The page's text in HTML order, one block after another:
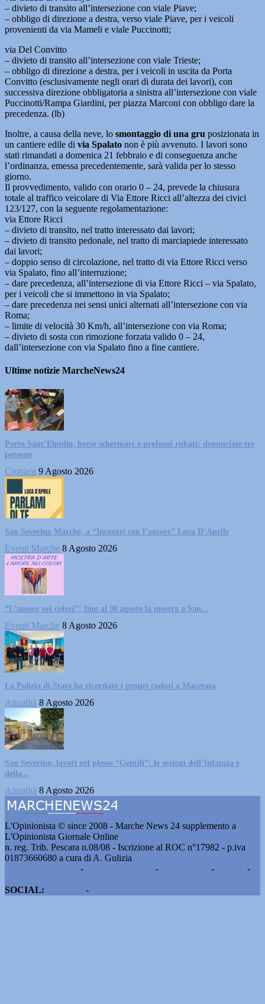
– divieto di transito all’intersezione con viale Piave;
– obbligo di direzione a destra, verso viale Piave, per i veicoli
provenienti da via Mameli e viale Puccinotti;
via Del Convitto
– divieto di transito all’intersezione con viale Trieste;
– obbligo di direzione a destra, per i veicoli in uscita da Porta
Convitto (esclusivamente negli orari di durata dei lavori), con
successiva direzione obbligatoria a sinistra all’intersezione con viale
Puccinotti/Rampa Giardini, per piazza Marconi con obbligo dare la
precedenza. (lb)
Inoltre, a causa della neve, lo smontaggio di una gru posizionata in
un cantiere edile di via Spalato non è più avvenuto. I lavori sono
stati rimandati a domenica 21 febbraio e di conseguenza anche
l’ordinanza, emessa precedentemente, sarà valida per lo stesso
giorno.
Il provvedimento, valido con orario 0 – 24, prevede la chiusura
totale al traffico veicolare di Via Ettore Ricci all’altezza dei civici
123/127, con la seguente regolamentazione:
via Ettore Ricci
– divieto di transito, nel tratto interessato dai lavori;
– divieto di transito pedonale, nel tratto di marciapiede interessato
dai lavori;
– doppio senso di circolazione, nel tratto di via Ettore Ricci verso
via Spalato, fino all’interruzione;
– dare precedenza, all’intersezione di via Ettore Ricci – via Spalato,
per i veicoli che si immettono in via Spalato;
– dare precedenza nei sensi unici alternati all’intersezione con via
Roma;
– limite di velocità 30 Km/h, all’intersezione con via Roma;
– divieto di sosta con rimozione forzata valido 0 – 24,
dall’intersezione con via Spalato fino a fine cantiere.
Ultime notizie MarcheNews24
Porto Sant’Elpidio, borse schermate e profumi rubati: denunciate tre
persone
Cronaca 9 Agosto 2026
San Severino Marche, a “Incontri con l’autore” Luca D’Aprile
Eventi Marche 8 Agosto 2026
“L’amore nei colori”: fino al 30 agosto la mostra a San...
Eventi Marche 8 Agosto 2026
La Polizia di Stato ha ricordato i propri caduti a Macerata
Attualità 8 Agosto 2026
San Severino, lavori nel plesso “Gentili”: le sezioni dell’Infanzia e
della...
Attualità 8 Agosto 2026
L'Opinionista © since 2008 - Marche News 24 supplemento a
L'Opinionista Giornale Online
n. reg. Trib. Pescara n.08/08 - Iscrizione al ROC n°17982 - p.iva
01873660680 a cura di A. Gulizia
- - -
-
SOCIAL:
-